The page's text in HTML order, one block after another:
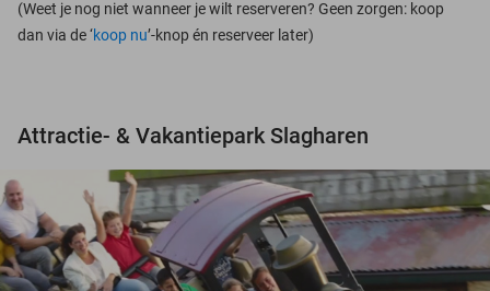
(Weet je nog niet wanneer je wilt reserveren? Geen zorgen: koop
dan via de ‘koop nu’-knop én reserveer later)
Attractie- & Vakantiepark Slagharen